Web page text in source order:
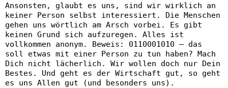
Ansonsten, glaubt es uns, sind wir wirklich an
keiner Person selbst interessiert. Die Menschen
gehen uns wörtlich am Arsch vorbei. Es gibt
keinen Grund sich aufzuregen. Alles ist
vollkommen anonym. Beweis: 0110001010 – das
soll etwas mit einer Person zu tun haben? Mach
Dich nicht lächerlich. Wir wollen doch nur Dein
Bestes. Und geht es der Wirtschaft gut, so geht
es uns Allen gut (und besonders uns).